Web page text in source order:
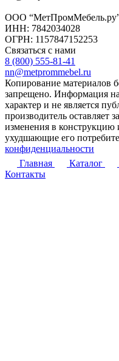
ООО
ИНН: 7842034028
ОГРН: 1157847152253
Связаться с нами
8 (800) 555-81-41
nn@metprommebel.ru
Копирование материалов
запрещено. Информация
характер и не является
производитель оставляет
изменения в конструкцию
ухудшающие его
конфиденциальности
Главная
Каталог
Контакты